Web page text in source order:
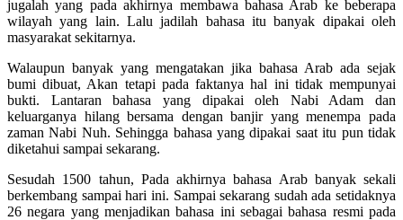
jugalah yang pada akhirnya membawa bahasa Arab ke beberapa
wilayah yang lain. Lalu jadilah bahasa itu banyak dipakai oleh
masyarakat sekitarnya.
Walaupun banyak yang mengatakan jika bahasa Arab ada sejak
bumi dibuat, Akan tetapi pada faktanya hal ini tidak mempunyai
bukti. Lantaran bahasa yang dipakai oleh Nabi Adam dan
keluarganya hilang bersama dengan banjir yang menempa pada
zaman Nabi Nuh. Sehingga bahasa yang dipakai saat itu pun tidak
diketahui sampai sekarang.
Sesudah 1500 tahun, Pada akhirnya bahasa Arab banyak sekali
berkembang sampai hari ini. Sampai sekarang sudah ada setidaknya
26 negara yang menjadikan bahasa ini sebagai bahasa resmi pada